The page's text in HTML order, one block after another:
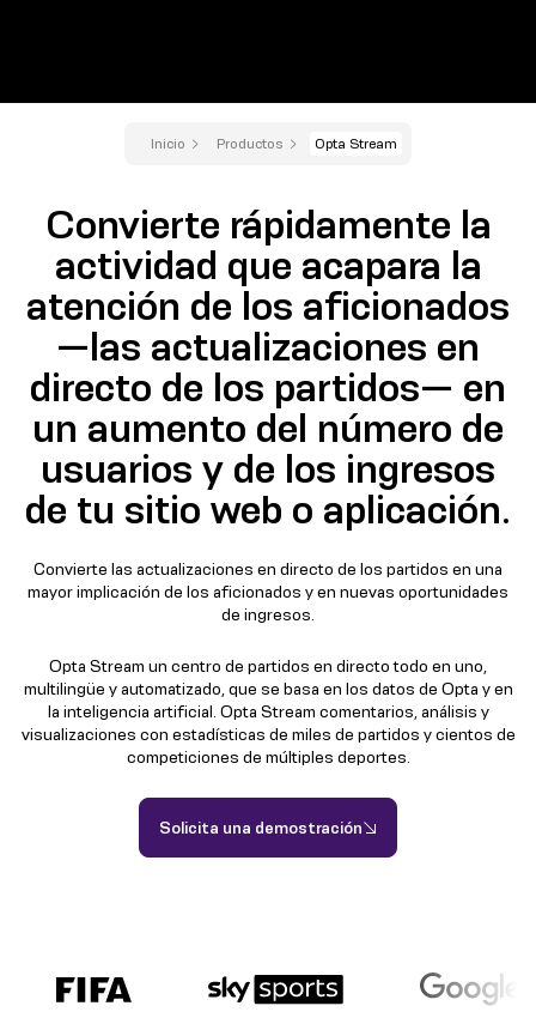
Inicio Productos Opta Stream
Convierte rápidamente la
actividad que acapara la
atención de los aficionados
—las actualizaciones en
directo de los partidos— en
un aumento del número de
usuarios y de los ingresos
de tu sitio web o aplicación.
Convierte las actualizaciones en directo de los partidos en una
mayor implicación de los aficionados y en nuevas oportunidades
de ingresos.
Opta Stream un centro de partidos en directo todo en uno,
multilingüe y automatizado, que se basa en los datos de Opta y en
la inteligencia artificial. Opta Stream comentarios, análisis y
visualizaciones con estadísticas de miles de partidos y cientos de
competiciones de múltiples deportes.
Solicita una demostración